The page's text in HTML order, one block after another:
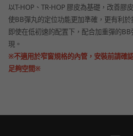
以T-HOP、TR-HOP 膠皮為基礎，改善膠
使BB彈丸的定位功能更加準確，更有利於
即使在低初速的配置下，配合加重彈的
現。
※不適用於窄窗規格的內管，安裝前請確
足夠空間※